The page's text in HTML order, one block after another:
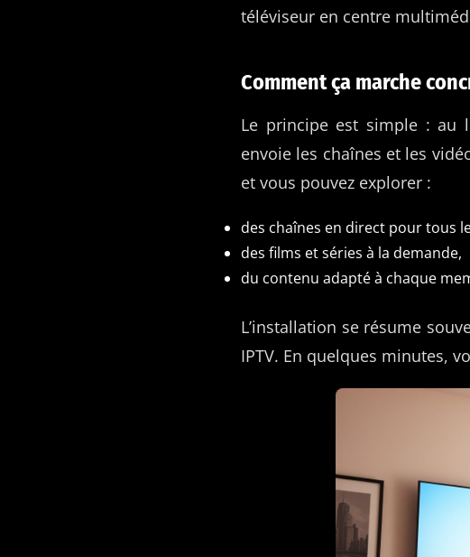
téléviseur en centre
Comment ça marche
Le principe est simple : au
envoie les chaînes et les
et vous pouvez explorer :
des chaînes en direct pour tous
des films et séries à la demande,
du contenu adapté à chaque
L’installation se résume
IPTV. En quelques minutes,